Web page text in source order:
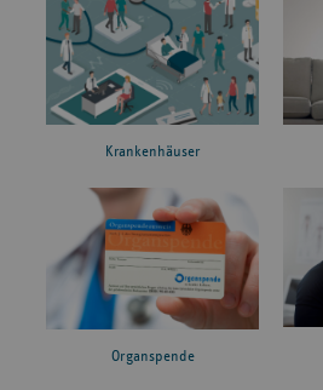
Krankenhäuser
Organspende